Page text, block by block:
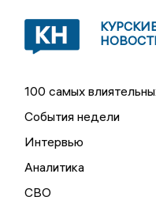
100 самых
События недели
Интервью
Аналитика
СВО